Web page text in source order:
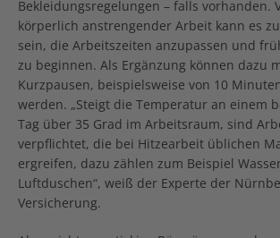
Bekleidungsregelungen – falls vorhanden.
körperlich anstrengender Arbeit kann es
sein, die Arbeitszeiten anzupassen und
zu beginnen. Als Ergänzung können dazu
Kurzpausen, beispielsweise von 10
werden. „Steigt die Temperatur an einem
Tag über 35 Grad im Arbeitsraum, sind
verpflichtet, die bei Hitzearbeit üblichen
ergreifen, dazu zählen zum Beispiel
Luftduschen“, weiß der Experte der
Versicherung.